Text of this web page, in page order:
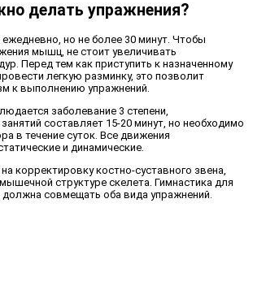
делать упражнения?
но не более 30 минут. Чтобы
мышц, не стоит увеличивать
Перед тем как приступить к назначенному
легкую разминку, это позволит
к выполнению упражнений.
заболевание 3 степени,
составляет 15-20 минут, но необходимо
в течение суток. Все движения
и динамические.
корректировку костно-суставного звена,
структуре скелета. Гимнастика для
совмещать оба вида упражнений.